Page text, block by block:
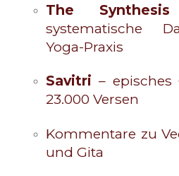
The
systematische
Yoga-Praxis
Savitri –
23.000 Versen
Kommentare zu
und Gita